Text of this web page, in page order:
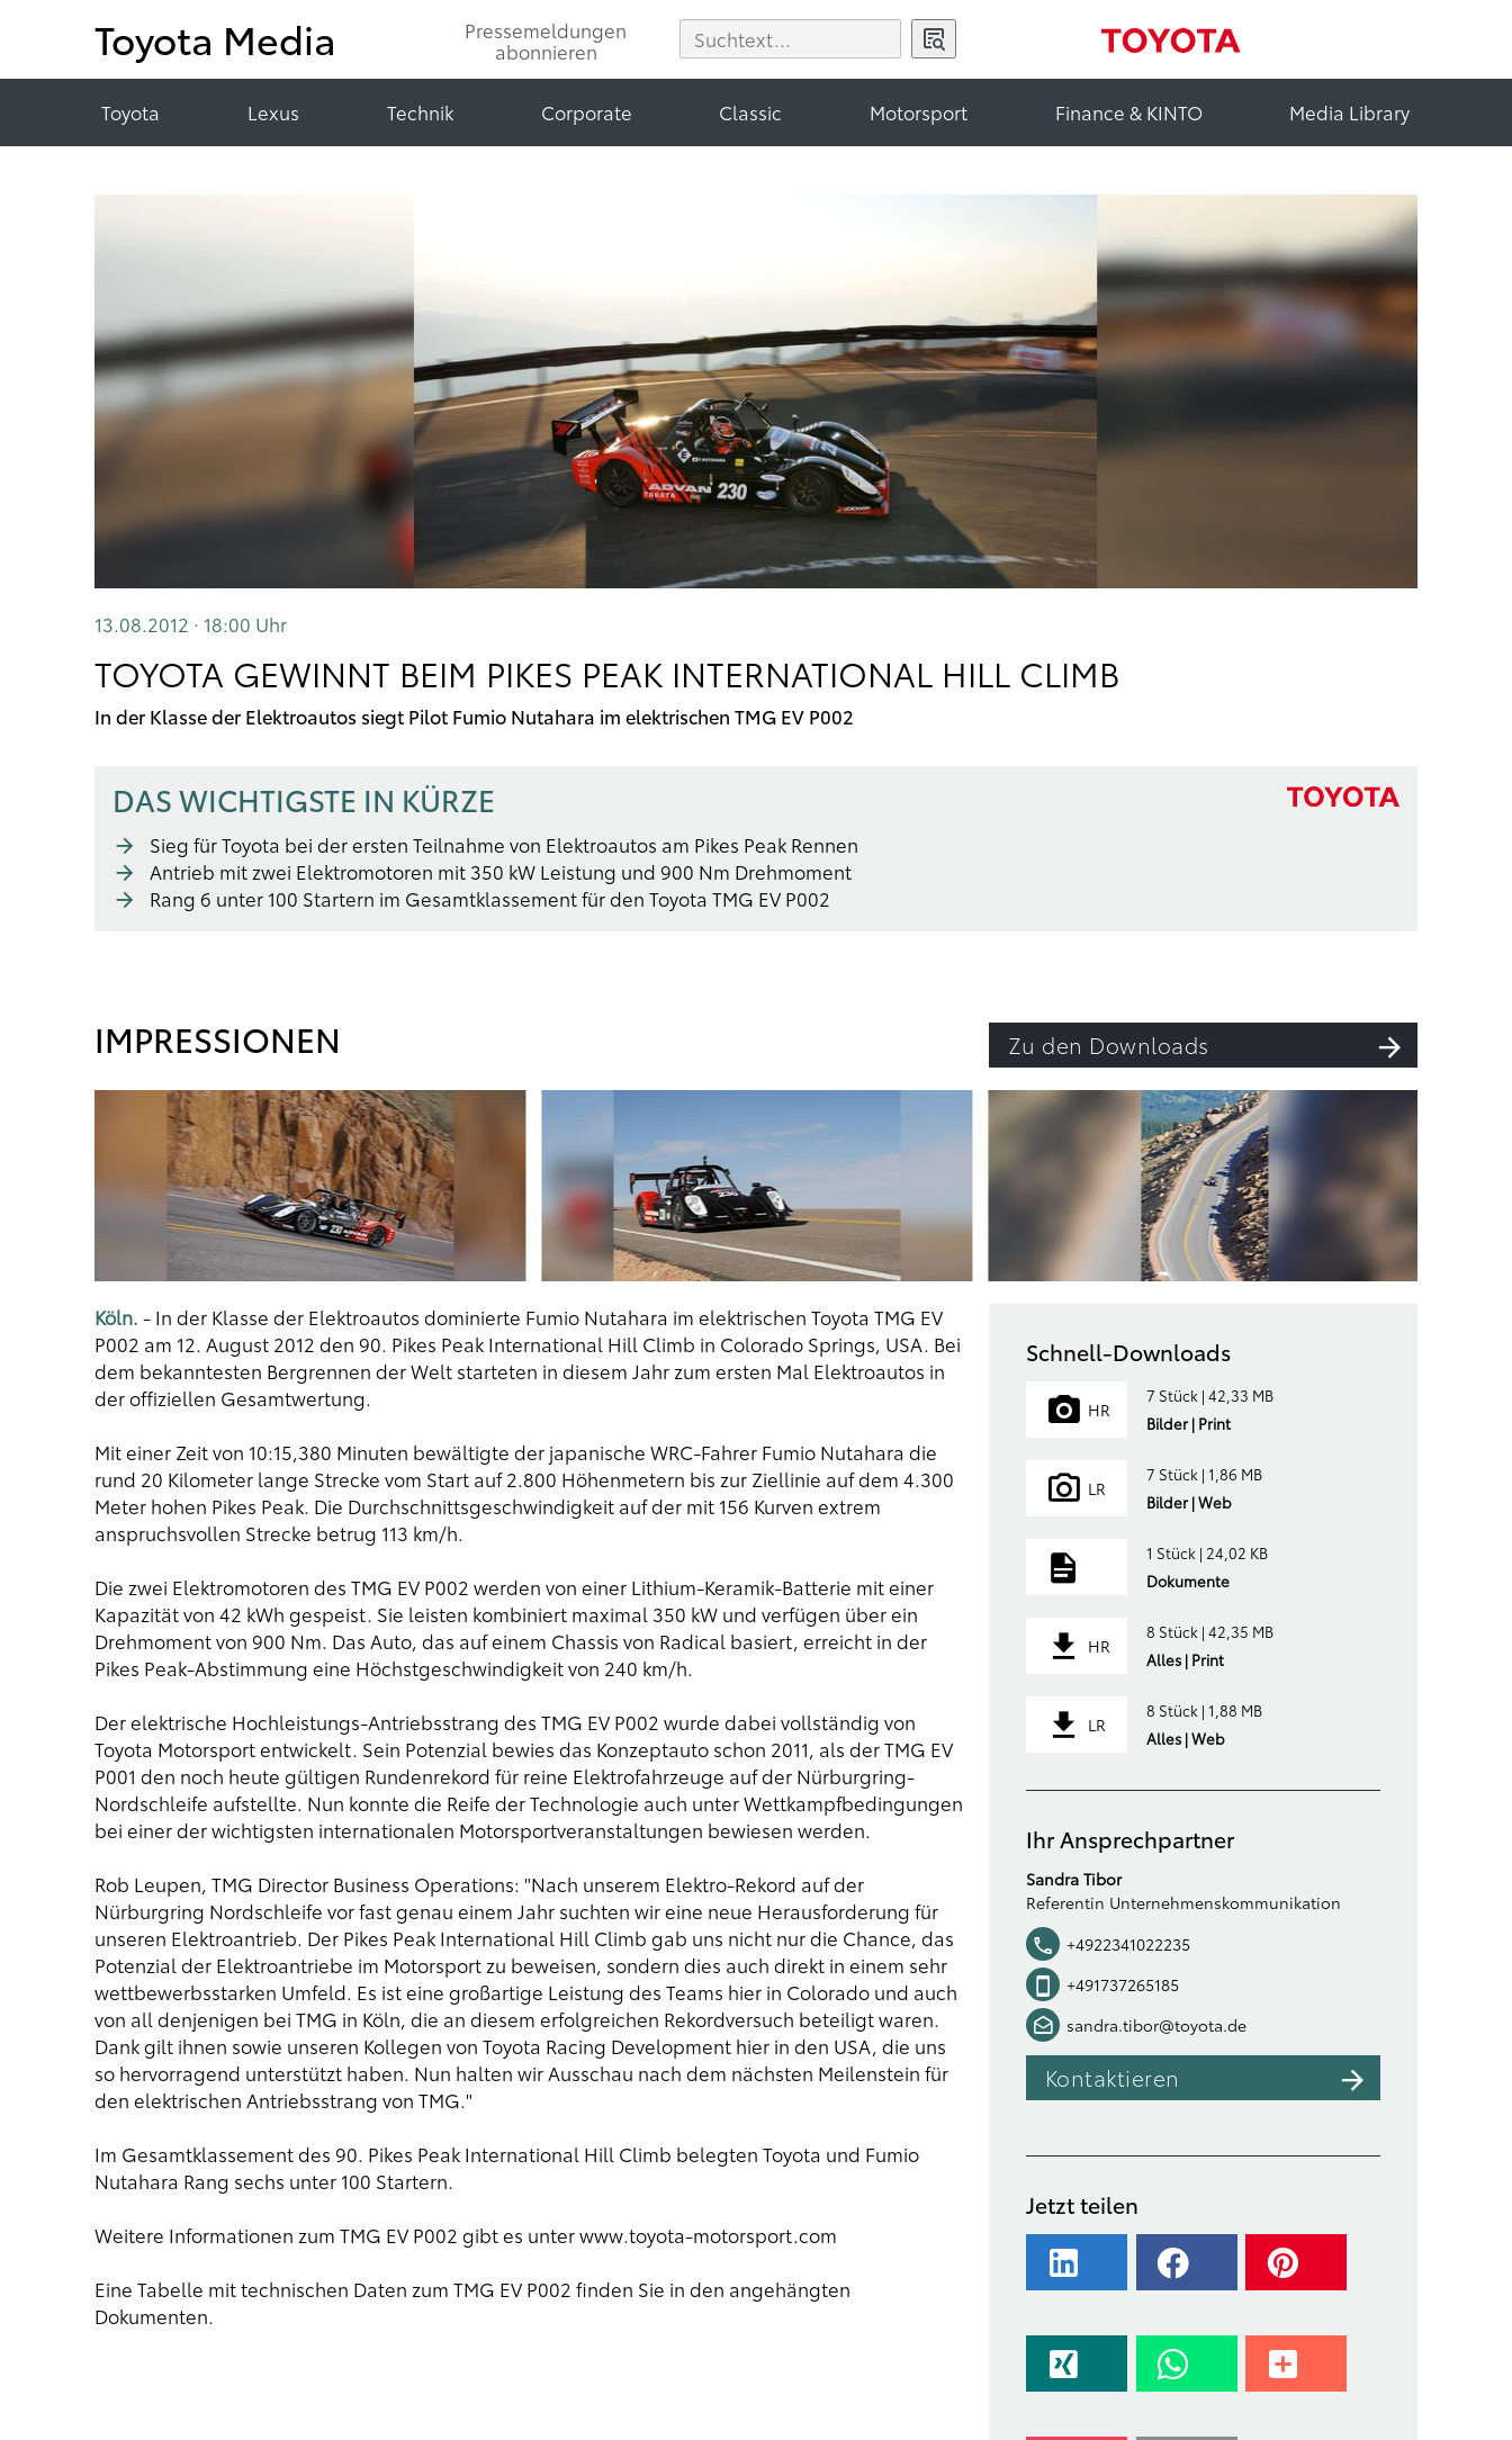
Toyota Media
Pressemeldungen
abonnieren
Toyota Lexus Technik Corporate Classic Motorsport Finance & KINTO Media Library
13.08.2012 · 18:00 Uhr
TOYOTA GEWINNT BEIM PIKES PEAK INTERNATIONAL HILL CLIMB
In der Klasse der Elektroautos siegt Pilot Fumio Nutahara im elektrischen TMG EV P002
DAS WICHTIGSTE IN KÜRZE
Sieg für Toyota bei der ersten Teilnahme von Elektroautos am Pikes Peak Rennen
Antrieb mit zwei Elektromotoren mit 350 kW Leistung und 900 Nm Drehmoment
Rang 6 unter 100 Startern im Gesamtklassement für den Toyota TMG EV P002
IMPRESSIONEN Zu den Downloads
Köln. - In der Klasse der Elektroautos dominierte Fumio Nutahara im elektrischen Toyota TMG EV
P002 am 12. August 2012 den 90. Pikes Peak International Hill Climb in Colorado Springs, USA. Bei
dem bekanntesten Bergrennen der Welt starteten in diesem Jahr zum ersten Mal Elektroautos in
der offiziellen Gesamtwertung.
Mit einer Zeit von 10:15,380 Minuten bewältigte der japanische WRC-Fahrer Fumio Nutahara die
rund 20 Kilometer lange Strecke vom Start auf 2.800 Höhenmetern bis zur Ziellinie auf dem 4.300
Meter hohen Pikes Peak. Die Durchschnittsgeschwindigkeit auf der mit 156 Kurven extrem
anspruchsvollen Strecke betrug 113 km/h.
Die zwei Elektromotoren des TMG EV P002 werden von einer Lithium-Keramik-Batterie mit einer
Kapazität von 42 kWh gespeist. Sie leisten kombiniert maximal 350 kW und verfügen über ein
Drehmoment von 900 Nm. Das Auto, das auf einem Chassis von Radical basiert, erreicht in der
Pikes Peak-Abstimmung eine Höchstgeschwindigkeit von 240 km/h.
Der elektrische Hochleistungs-Antriebsstrang des TMG EV P002 wurde dabei vollständig von
Toyota Motorsport entwickelt. Sein Potenzial bewies das Konzeptauto schon 2011, als der TMG EV
P001 den noch heute gültigen Rundenrekord für reine Elektrofahrzeuge auf der Nürburgring-
Nordschleife aufstellte. Nun konnte die Reife der Technologie auch unter Wettkampfbedingungen
bei einer der wichtigsten internationalen Motorsportveranstaltungen bewiesen werden.
Rob Leupen, TMG Director Business Operations: "Nach unserem Elektro-Rekord auf der
Nürburgring Nordschleife vor fast genau einem Jahr suchten wir eine neue Herausforderung für
unseren Elektroantrieb. Der Pikes Peak International Hill Climb gab uns nicht nur die Chance, das
Potenzial der Elektroantriebe im Motorsport zu beweisen, sondern dies auch direkt in einem sehr
wettbewerbsstarken Umfeld. Es ist eine großartige Leistung des Teams hier in Colorado und auch
von all denjenigen bei TMG in Köln, die an diesem erfolgreichen Rekordversuch beteiligt waren.
Dank gilt ihnen sowie unseren Kollegen von Toyota Racing Development hier in den USA, die uns
so hervorragend unterstützt haben. Nun halten wir Ausschau nach dem nächsten Meilenstein für
den elektrischen Antriebsstrang von TMG."
Im Gesamtklassement des 90. Pikes Peak International Hill Climb belegten Toyota und Fumio
Nutahara Rang sechs unter 100 Startern.
Weitere Informationen zum TMG EV P002 gibt es unterwww.toyota-motorsport.com
Eine Tabelle mit technischen Daten zum TMG EV P002 finden Sie in den angehängten
Dokumenten.
Schnell-Downloads
HR
7 Stück | 42,33 MB
Bilder | Print
LR
7 Stück | 1,86 MB
Bilder | Web
1 Stück | 24,02 KB
Dokumente
HR
8 Stück | 42,35 MB
Alles | Print
LR
8 Stück | 1,88 MB
Alles | Web
Ihr Ansprechpartner
Sandra Tibor
Referentin Unternehmenskommunikation
+4922341022235
+491737265185
sandra.tibor@toyota.de
Kontaktieren
Jetzt teilen